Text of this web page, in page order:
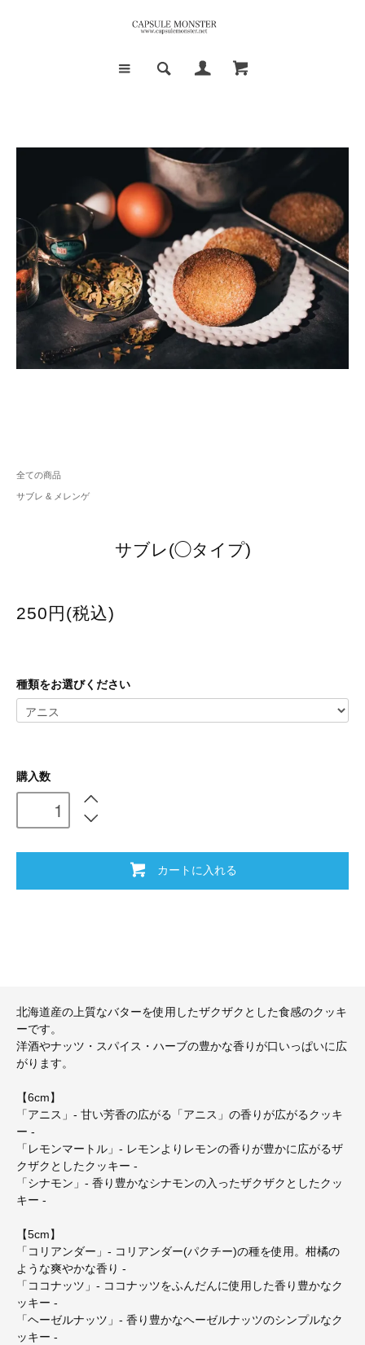
全ての商品
サブレ & メレンゲ
サブレ(◯タイプ)
250円(税込)
種類をお選びください
購入数
カートに入れる
北海道産の上質なバターを使用したザクザクとした食感のクッキ
ーです。
洋酒やナッツ・スパイス・ハーブの豊かな香りが口いっぱいに広
がります。
【6cm】
「アニス」- 甘い芳香の広がる「アニス」の香りが広がるクッキ
ー -
「レモンマートル」- レモンよりレモンの香りが豊かに広がるザ
クザクとしたクッキー -
「シナモン」- 香り豊かなシナモンの入ったザクザクとしたクッ
キー -
【5cm】
「コリアンダー」- コリアンダー(パクチー)の種を使用。柑橘の
ような爽やかな香り -
「ココナッツ」- ココナッツをふんだんに使用した香り豊かなク
ッキー -
「ヘーゼルナッツ」- 香り豊かなヘーゼルナッツのシンプルなク
ッキー -